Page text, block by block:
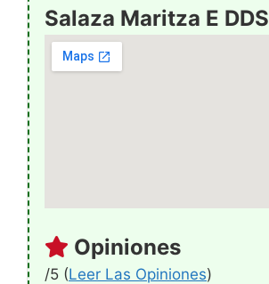
Salaza Maritza E DDS
Opiniones
/5 (Leer Las Opiniones)